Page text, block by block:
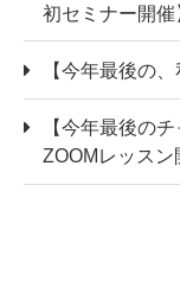
初セミナー開催
【今年最後の
【今年最後の
ZOOMレッスン